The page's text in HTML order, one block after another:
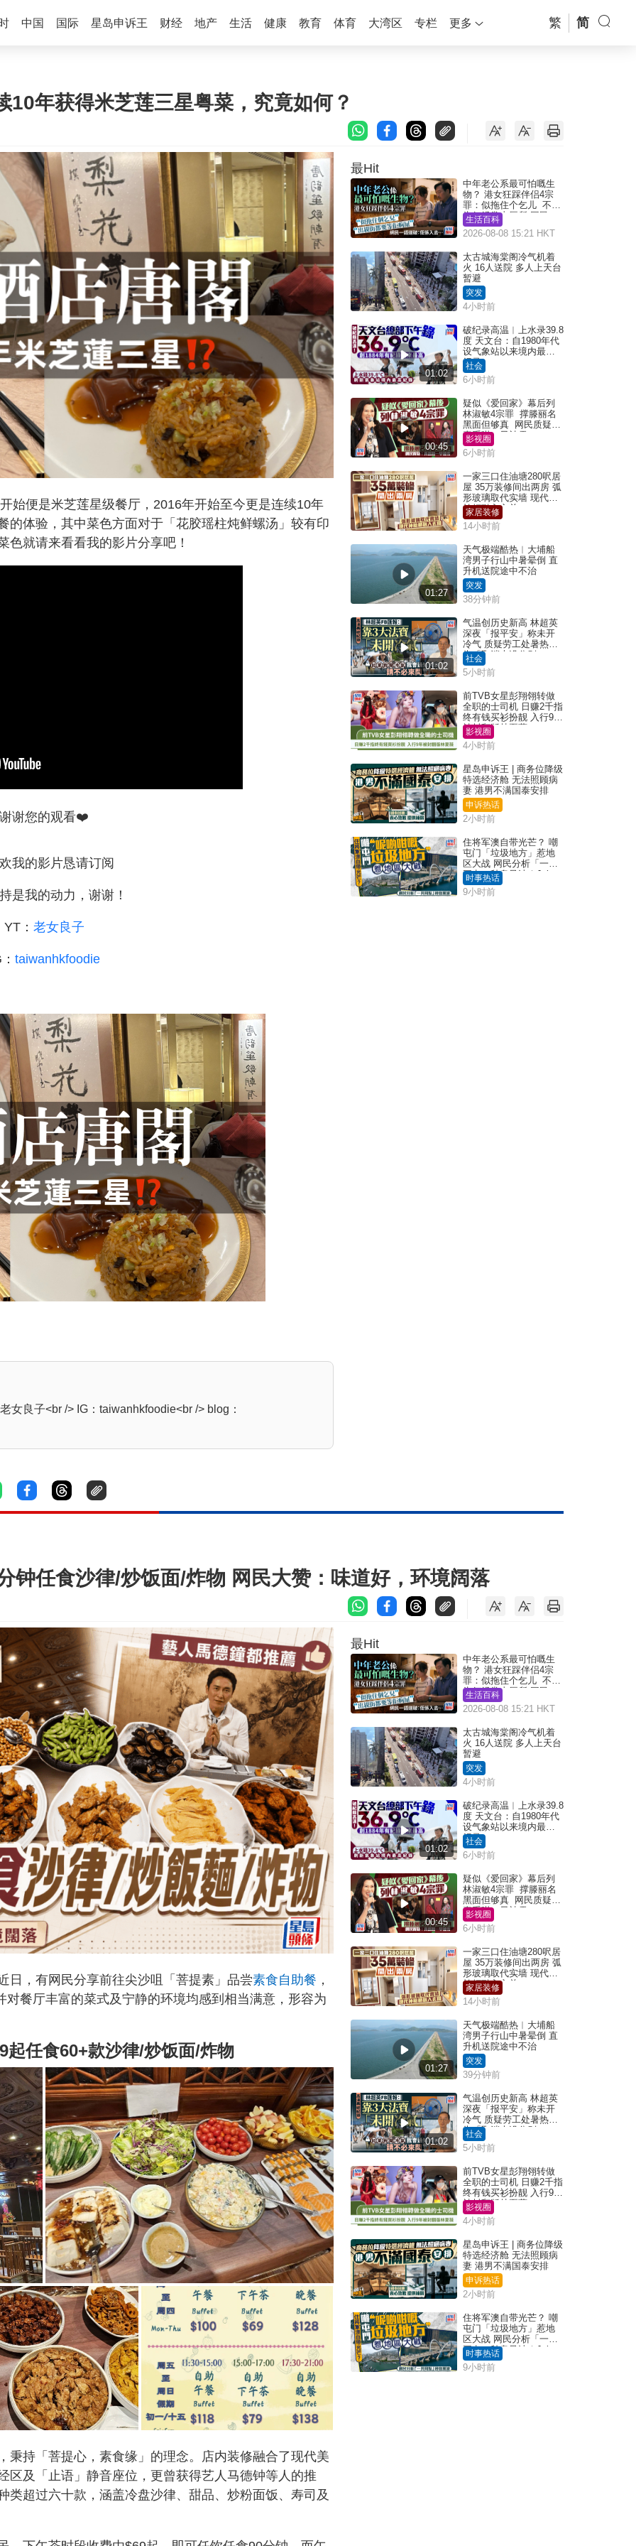
中国 国际 星岛申诉王 财经 地产 生活 健康 教育 体育 大湾区 专栏 更多 繁 简
10年获得米芝莲三星粤菜，究竟如何？
始便是米芝莲星级餐厅，2016年开始至今更是连续10年
的体验，其中菜色方面对于「花胶瑶柱炖鲜螺汤」较有印
色就请来看看我的影片分享吧！
谢谢您的观看❤️
我的影片恳请订阅
是我的动力，谢谢！
YT： 老女良子
taiwanhkfoodie
女良子<br /> IG：taiwanhkfoodie<br /> blog：
最Hit
中年老公系最可怕嘅生
物？ 港女狂踩伴侣4宗
罪：似拖住个乞儿 不解
为何经常去厕所 网民一
语道破
生活百科
2026-08-08 15:21 HKT
太古城海棠阁冷气机着
火 16人送院 多人上天台
暂避
突发
4小时前
01:02
破纪录高温︱上水录39.8
度 天文台：自1980年代
设气象站以来境内最高
纪录
社会
6小时前
00:45
疑似《爱回家》幕后列
林淑敏4宗罪 撑滕丽名
黑面但够真 网民质疑：
真系咁一早被雪
影视圈
6小时前
一家三口住油塘280呎居
屋 35万装修间出两房 弧
形玻璃取代实墙 现代神
枱柜融入玄关
家居装修
14小时前
01:27
天气极端酷热︱大埔船
湾男子行山中暑晕倒 直
升机送院途中不治
突发
38分钟前
01:02
气温创历史新高 林超英
深夜「报平安」称未开
冷气 质疑劳工处暑热警
告「取消也没分别」
社会
5小时前
前TVB女星彭翔翎转做
全职的士司机 日赚2千指
终有钱买衫扮靓 入行9年
被封翻版林夏薇
影视圈
4小时前
星岛申诉王 | 商务位降级
特选经济舱 无法照顾病
妻 港男不满国泰安排
申诉热话
2小时前
住将军澳自带光芒？ 嘲
屯门「垃圾地方」惹地
区大战 网民分析「一共
同点」秒息风波｜Juicy
叮
时事热话
9小时前
钟任食沙律/炒饭面/炸物 网民大赞：味道好，环境阔落
日，有网民分享前往尖沙咀「菩提素」品尝素食自助餐 ，
餐厅丰富的菜式及宁静的环境均感到相当满意，形容为
任食60+款沙律/炒饭面/炸物
秉持「菩提心，素食缘」的理念。店内装修融合了现代美
区及「止语」静音座位，更曾获得艺人马德钟等人的推
类超过六十款，涵盖冷盘沙律、甜品、炒粉面饭、寿司及
最Hit
中年老公系最可怕嘅生
物？ 港女狂踩伴侣4宗
罪：似拖住个乞儿 不解
为何经常去厕所 网民一
语道破
生活百科
2026-08-08 15:21 HKT
太古城海棠阁冷气机着
火 16人送院 多人上天台
暂避
突发
4小时前
01:02
破纪录高温︱上水录39.8
度 天文台：自1980年代
设气象站以来境内最高
纪录
社会
6小时前
00:45
疑似《爱回家》幕后列
林淑敏4宗罪 撑滕丽名
黑面但够真 网民质疑：
真系咁一早被雪
影视圈
6小时前
一家三口住油塘280呎居
屋 35万装修间出两房 弧
形玻璃取代实墙 现代神
枱柜融入玄关
家居装修
14小时前
01:27
天气极端酷热︱大埔船
湾男子行山中暑晕倒 直
升机送院途中不治
突发
39分钟前
01:02
气温创历史新高 林超英
深夜「报平安」称未开
冷气 质疑劳工处暑热警
告「取消也没分别」
社会
5小时前
前TVB女星彭翔翎转做
全职的士司机 日赚2千指
终有钱买衫扮靓 入行9年
被封翻版林夏薇
影视圈
4小时前
星岛申诉王 | 商务位降级
特选经济舱 无法照顾病
妻 港男不满国泰安排
申诉热话
2小时前
住将军澳自带光芒？ 嘲
屯门「垃圾地方」惹地
区大战 网民分析「一共
同点」秒息风波｜Juicy
叮
时事热话
9小时前